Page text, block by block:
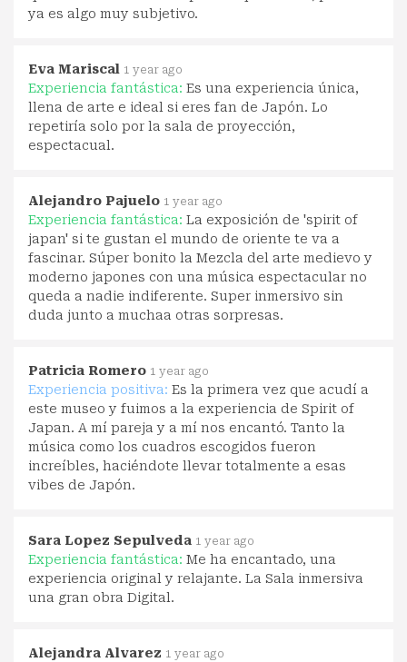
ya es algo muy subjetivo.
Eva Mariscal 1 year ago
Experiencia fantástica: Es una experiencia única,
llena de arte e ideal si eres fan de Japón. Lo
repetiría solo por la sala de proyección,
espectacual.
Alejandro Pajuelo 1 year ago
Experiencia fantástica: La exposición de 'spirit of
japan' si te gustan el mundo de oriente te va a
fascinar. Súper bonito la Mezcla del arte medievo y
moderno japones con una música espectacular no
queda a nadie indiferente. Super inmersivo sin
duda junto a muchaa otras sorpresas.
Patricia Romero 1 year ago
Experiencia positiva: Es la primera vez que acudí a
este museo y fuimos a la experiencia de Spirit of
Japan. A mí pareja y a mí nos encantó. Tanto la
música como los cuadros escogidos fueron
increíbles, haciéndote llevar totalmente a esas
vibes de Japón.
Sara Lopez Sepulveda 1 year ago
Experiencia fantástica: Me ha encantado, una
experiencia original y relajante. La Sala inmersiva
una gran obra Digital.
Alejandra Alvarez 1 year ago